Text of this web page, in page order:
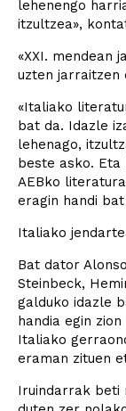
lehenengo
itzultzea»,
«XXI. mendean
uzten jarraitzen
«Italiako
bat da. Idazle
lehenago,
beste asko. Eta
AEBko
eragin handi bat
Italiako
Bat dator
Steinbeck,
galduko idazle
handia egin
Italiako
eraman zituen
Iruindarrak beti